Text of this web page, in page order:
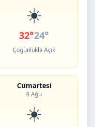
☀️
32°24°
Çoğunlukla Açık
Cumartesi
8 Ağu
☀️